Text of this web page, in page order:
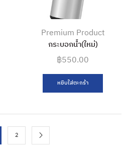
Premium Product
กระบอกน้ำ(ใหม่)
฿550.00
หยิบใส่ตะกร้า
2